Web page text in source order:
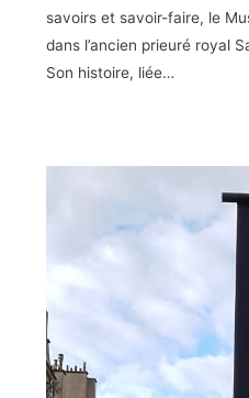
savoirs et savoir-faire, le
dans l’ancien prieuré royal
Son histoire, liée…